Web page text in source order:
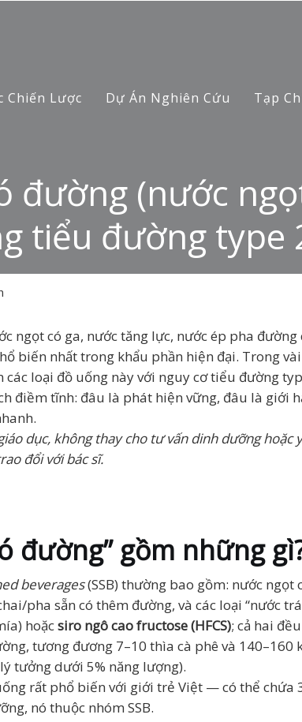
Chiến Lược Dự Án Nghiên Cứu Tạp
đường (nước
tiểu đường
ngọt có ga, nước tăng lực, nước ép pha
biến nhất trong khẩu phần hiện đại. Trong
loại đồ uống này với nguy cơ tiểu đường
điềm tĩnh: đâu là phát hiện vững, đâu là
dục, không thay cho tư vấn dinh dưỡng
đổi với bác sĩ.
đường” gồm những
beverages(SSB) thường bao gồm: nước ngọt
pha sẵn có thêm đường, và các loại “nước
hoặcsiro ngô cao fructose (HFCS); cả hai
tương đương 7–10 thìa cà phê và
tưởng dưới 5% năng lượng).
rất phổ biến với giới trẻ Việt — có thể chứa
nó thuộc nhóm SSB.